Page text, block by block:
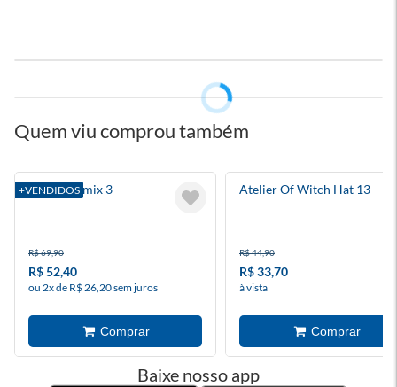
Quem viu comprou também
+VENDIDOS
Bleach Remix 3
R$ 69,90
R$ 52,40
ou 2x de R$ 26,20 sem juros
Atelier Of Witch Hat 13
R$ 44,90
R$ 33,70
à vista
Baixe nosso app